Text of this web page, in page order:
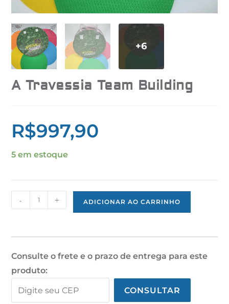
A Travessia Team Building
R$997,90
5 em estoque
- + ADICIONAR AO CARRINHO
Consulte o frete e o prazo de entrega para este
produto:
CONSULTAR